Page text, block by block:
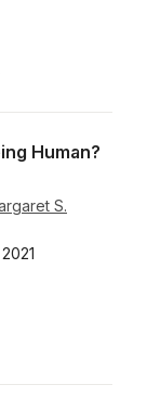
Human?
S.
2021